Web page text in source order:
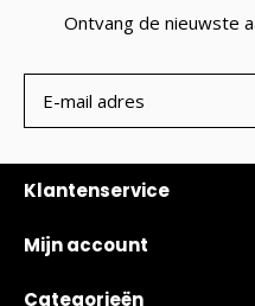
Ontvang de nieuwste
Klantenservice
Mijn account
Categorieën